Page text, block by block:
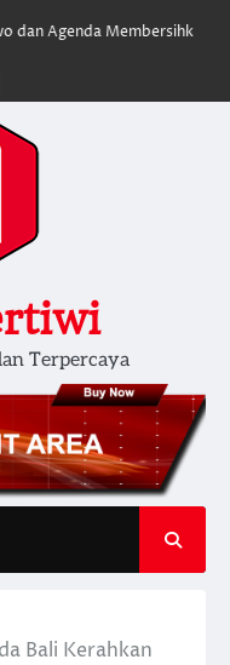
Membersihkan
Terpercaya
Bali Kerahkan